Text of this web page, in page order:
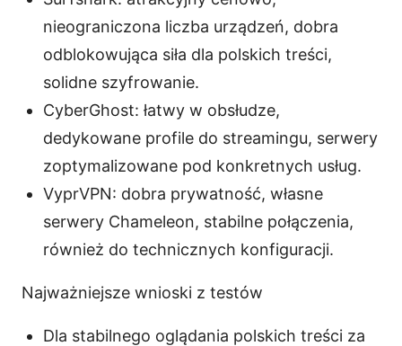
nieograniczona liczba urządzeń, dobra
odblokowująca siła dla polskich treści,
solidne szyfrowanie.
CyberGhost: łatwy w obsłudze,
dedykowane profile do streamingu, serwery
zoptymalizowane pod konkretnych usług.
VyprVPN: dobra prywatność, własne
serwery Chameleon, stabilne połączenia,
również do technicznych konfiguracji.
Najważniejsze wnioski z testów
Dla stabilnego oglądania polskich treści za